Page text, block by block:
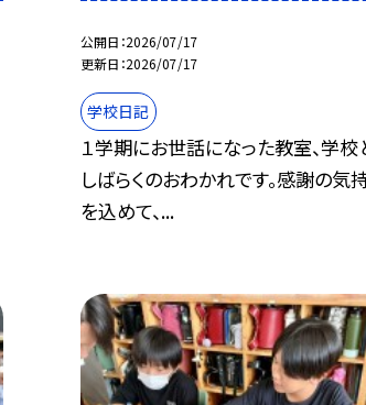
公開日 2026/07/17
更新日 2026/07/17
学校日記
１学期にお世話になった教室、学校
しばらくのおわかれです。感謝の気
を込めて、...